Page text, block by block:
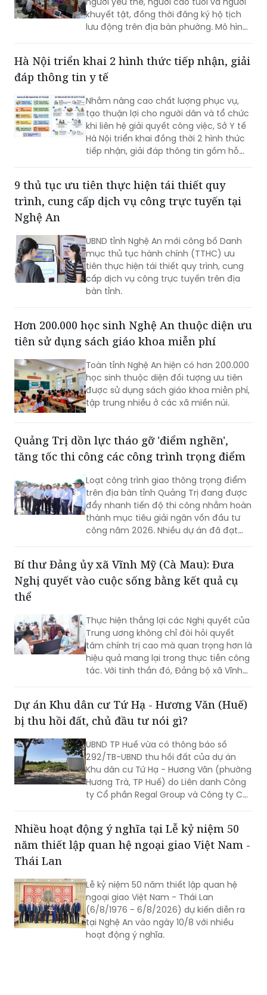
UBND phường Bến Cát, TP HCM tổ chức
hỗ trợ thủ tục hành chính tại nhà cho
khuyết tật, đồng thời đăng ký hộ tịch
lưu động trên địa bàn phường. Mô hình
giúp giảm trở ngại đi lại và bảo đảm
quyền lợi pháp lý cho người dân.
Hà Nội triển khai 2 hình thức tiếp nhận, giải
đáp thông tin y tế
Nhằm nâng cao chất lượng phục vụ,
tạo thuận lợi cho người dân và tổ chức
Hà Nội triển khai đồng thời 2 hình thức
tiếp nhận, giải đáp thông tin gồm hỗ
trợ qua các số điện thoại công khai và
9 thủ tục ưu tiên thực hiện tái thiết quy
trình, cung cấp dịch vụ công trực tuyến tại
Nghệ An
UBND tỉnh Nghệ An mới công bố Danh
mục thủ tục hành chính (TTHC) ưu
cấp dịch vụ công trực tuyến trên địa
bàn tỉnh.
Hơn 200.000 học sinh Nghệ An thuộc diện ưu
tiên sử dụng sách giáo khoa miễn phí
Toàn tỉnh Nghệ An hiện có hơn 200.000
tập trung nhiều ở các xã miền núi.
Quảng Trị dồn lực tháo gỡ 'điểm nghẽn',
tăng tốc thi công các công trình trọng điểm
Loạt công trình giao thông trọng điểm
trên địa bàn tỉnh Quảng Trị đang được
thành mục tiêu giải ngân vốn đầu tư
công năm 2026. Nhiều dự án đã đạt
khối lượng thi công lớn, một số công
cần sớm tháo gỡ để bảo đảm tiến độ
chung.
Bí thư Đảng ủy xã Vĩnh Mỹ (Cà Mau): Đưa
Nghị quyết vào cuộc sống bằng kết quả cụ
thể
Thực hiện thắng lợi các Nghị quyết của
Trung ương không chỉ đòi hỏi quyết
hiệu quả mang lại trong thực tiễn công
tác. Với tinh thần đó, Đảng bộ xã Vĩnh
Mỹ xác định lấy chất lượng thực thi làm
thước đo năng lực lãnh đạo, xây dựng
đội ngũ cán bộ đủ phẩm chất, năng
lực, trách nhiệm, đưa các chủ trương
của Đảng đi vào cuộc sống. Từ đó tạo
chuyển biến rõ nét trong phát triển kinh
tế - xã hội và nâng cao đời sống Nhân
Dự án Khu dân cư Tứ Hạ - Hương Văn (Huế)
bị thu hồi đất, chủ đầu tư nói gì?
UBND TP Huế vừa có thông báo số
292/TB-UBND thu hồi đất của dự án
Hương Trà, TP Huế) do Liên danh Công
ty Cổ phần Regal Group và Công ty Cổ
phần Tập đoàn Đất Xanh làm chủ đầu
Nhiều hoạt động ý nghĩa tại Lễ kỷ niệm 50
năm thiết lập quan hệ ngoại giao Việt Nam -
Thái Lan
Lễ kỷ niệm 50 năm thiết lập quan hệ
ngoại giao Việt Nam - Thái Lan